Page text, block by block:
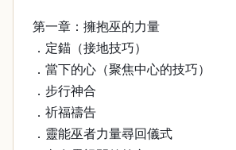
第一章：擁抱巫的力量
．定錨（接地技巧）
．當下的心（聚焦中心的技巧）
．步行神合
．祈福禱告
．靈能巫者力量尋回儀式